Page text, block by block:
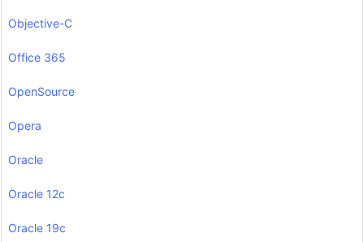
Objective-C
Office 365
OpenSource
Opera
Oracle
Oracle 12c
Oracle 19c